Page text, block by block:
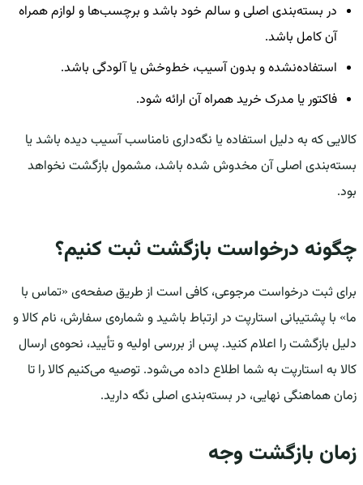
در بسته‌بندی اصلی و سالم خود باشد و برچسب‌ها و لوازم همراه
آن کامل باشد.
استفاده‌نشده و بدون آسیب، خط‌وخش یا آلودگی باشد.
فاکتور یا مدرک خرید همراه آن ارائه شود.
کالایی که به دلیل استفاده یا نگه‌داری نامناسب آسیب دیده باشد یا
بسته‌بندی اصلی آن مخدوش شده باشد، مشمول بازگشت نخواهد
بود.
چگونه درخواست بازگشت ثبت کنیم؟
برای ثبت درخواست مرجوعی، کافی است از طریق صفحه‌ی «تماس با
ما» با پشتیبانی استارپت در ارتباط باشید و شماره‌ی سفارش، نام کالا و
دلیل بازگشت را اعلام کنید. پس از بررسی اولیه و تأیید، نحوه‌ی ارسال
کالا به استارپت به شما اطلاع داده می‌شود. توصیه می‌کنیم کالا را تا
زمان هماهنگی نهایی، در بسته‌بندی اصلی نگه دارید.
زمان بازگشت وجه